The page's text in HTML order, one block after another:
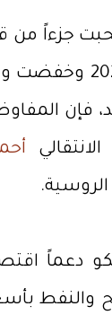
جزءاً من
طرطوس عام
فإن
دعماً